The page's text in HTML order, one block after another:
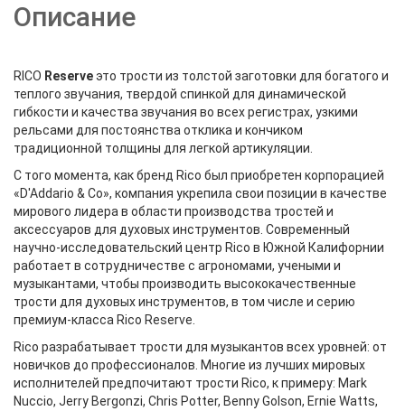
Описание
RICO Reserveэто трости из толстой заготовки для богатого и
теплого звучания, твердой спинкой для динамической
гибкости и качества звучания во всех регистрах, узкими
рельсами для постоянства отклика и кончиком
традиционной толщины для легкой артикуляции.
С того момента, как бренд Rico был приобретен корпорацией
«D'Addario & Co», компания укрепила свои позиции в качестве
мирового лидера в области производства тростей и
аксессуаров для духовых инструментов. Современный
научно-исследовательский центр Rico в Южной Калифорнии
работает в сотрудничестве с агрономами, учеными и
музыкантами, чтобы производить высококачественные
трости для духовых инструментов, в том числе и серию
премиум-класса Rico Reserve.
Rico разрабатывает трости для музыкантов всех уровней: от
новичков до профессионалов. Многие из лучших мировых
исполнителей предпочитают трости Rico, к примеру: Mark
Nuccio, Jerry Bergonzi, Chris Potter, Benny Golson, Ernie Watts,